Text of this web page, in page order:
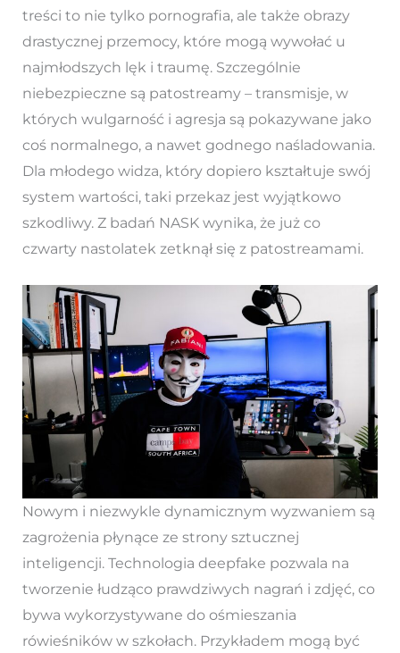
treści to nie tylko pornografia, ale także obrazy
drastycznej przemocy, które mogą wywołać u
najmłodszych lęk i traumę. Szczególnie
niebezpieczne są patostreamy – transmisje, w
których wulgarność i agresja są pokazywane jako
coś normalnego, a nawet godnego naśladowania.
Dla młodego widza, który dopiero kształtuje swój
system wartości, taki przekaz jest wyjątkowo
szkodliwy. Z badań NASK wynika, że już co
czwarty nastolatek zetknął się z patostreamami.
Nowym i niezwykle dynamicznym wyzwaniem są
zagrożenia płynące ze strony sztucznej
inteligencji. Technologia deepfake pozwala na
tworzenie łudząco prawdziwych nagrań i zdjęć, co
bywa wykorzystywane do ośmieszania
rówieśników w szkołach. Przykładem mogą być